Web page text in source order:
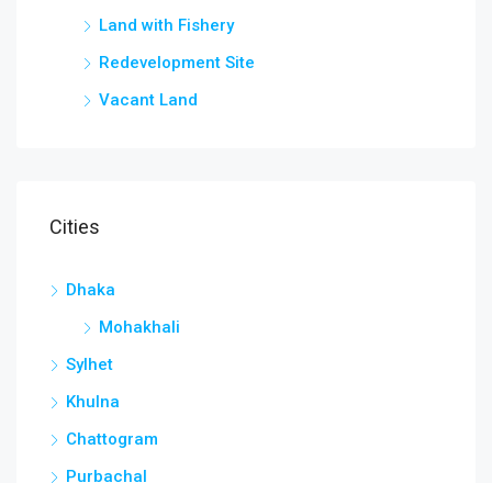
Land with Fishery
Redevelopment Site
Vacant Land
Cities
Dhaka
Mohakhali
Sylhet
Khulna
Chattogram
Purbachal